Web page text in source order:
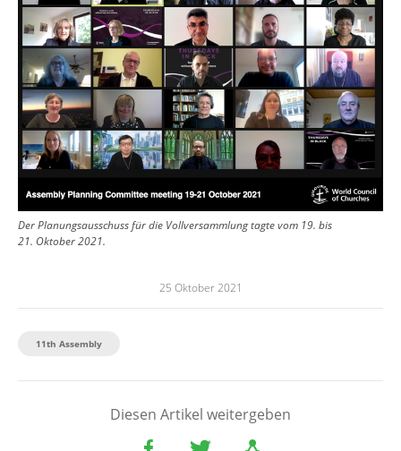
Der Planungsausschuss für die Vollversammlung tagte vom 19. bis
21. Oktober 2021.
25 Oktober 2021
11th Assembly
Diesen Artikel weitergeben